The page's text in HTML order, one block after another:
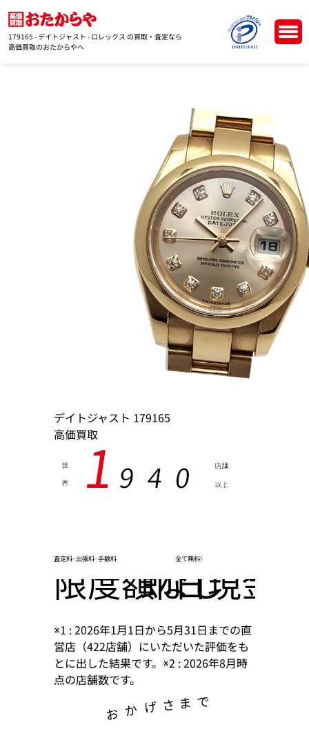
179165 - デイトジャスト - ロレックス の買取・査定なら
高価買取のおたからやへ
デイトジャスト 179165
高価買取
世
界
店舗
以上
1, 9 4 0
査定料･出張料･手数料 全て無料!
限度額なし
即日現金
※1 : 2026年1月1日から5月31日までの直
営店（422店舗）にいただいた評価をも
とに出した結果です。※2 : 2026年8月時
点の店舗数です。
お か げ さ ま で